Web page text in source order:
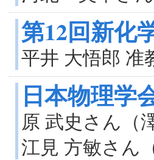
第12回新化
平井 大悟郎 准
日本物理学
原 武史さん（
江見 方敏さん